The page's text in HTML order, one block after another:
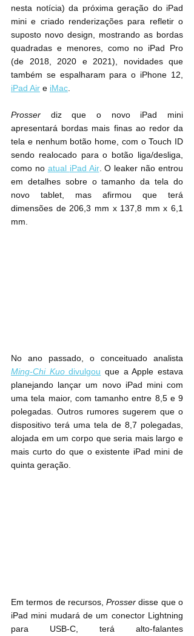
nesta notícia) da próxima geração do ‌iPad
mini e criado renderizações para refletir o
suposto novo design, mostrando as bordas
quadradas e menores, como no iPad Pro
(de 2018, 2020 e 2021), novidades que
iPad Air e iMac
Prosser diz que o novo ‌iPad mini‌
apresentará bordas mais finas ao redor da
tela e nenhum botão home, com o ‌Touch ID‌
sendo realocado para o botão liga/desliga,
como no
atual ‌iPad Air‌. O leaker não entrou
em detalhes sobre o tamanho da tela do
novo ‌tablet, mas afirmou que terá
dimensões de 206,3 mm x 137,8 mm x 6,1
mm.
Ming-Chi Kuo divulgou que a Apple estava
planejando lançar um novo ‌iPad mini‌ com
uma tela maior, com tamanho entre 8,5 e 9
polegadas. Outros rumores sugerem que o
dispositivo terá uma tela de 8,7 polegadas,
alojada em um corpo que seria mais largo e
mais curto do que o existente iPad mini‌ de
quinta geração.
Em termos de recursos, Prosser disse que o
‌iPad mini‌ mudará de um conector Lightning
para USB-C, terá alto-falantes